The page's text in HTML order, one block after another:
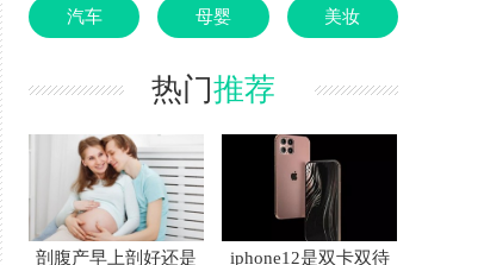
汽车 母婴 美妆
热门推荐
剖腹产早上剖好还是
iphone12是双卡双待